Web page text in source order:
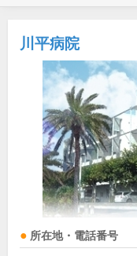
川平病院
所在地・電話番号